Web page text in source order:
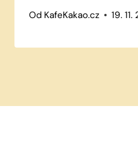
Od KafeKakao.cz 19.